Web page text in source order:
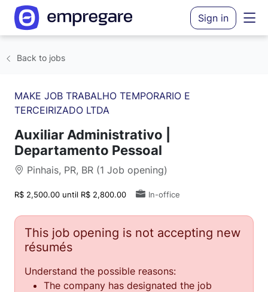
Sign in
Back to jobs
MAKE JOB TRABALHO TEMPORARIO E
TERCEIRIZADO LTDA
Auxiliar Administrativo |
Departamento Pessoal
Pinhais, PR, BR (1 Job opening)
R$ 2,500.00 until R$ 2,800.00 In-office
This job opening is not accepting new
résumés
Understand the possible reasons:
The company has designated the job